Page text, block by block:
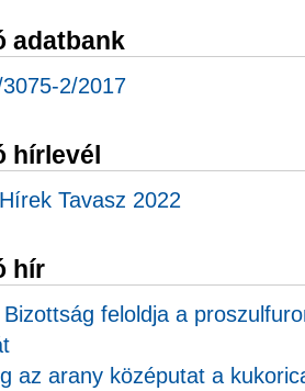
adatbank
2/2017
hírlevél
Tavasz 2022
hír
feloldja a
az arany középutat a